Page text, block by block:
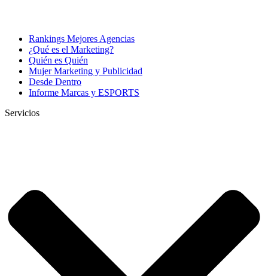
Rankings Mejores Agencias
¿Qué es el Marketing?
Quién es Quién
Mujer Marketing y Publicidad
Desde Dentro
Informe Marcas y ESPORTS
Servicios